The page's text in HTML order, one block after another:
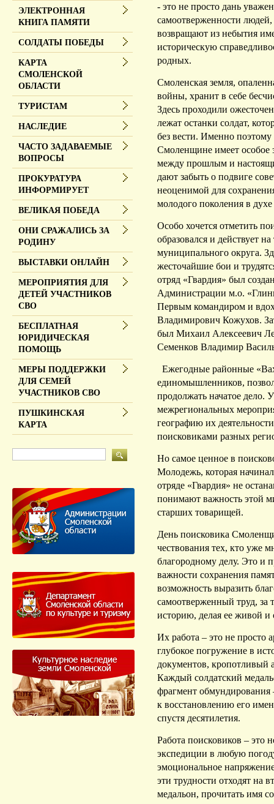
- это не просто дань
самоотверженности людей,
возвращают из небытия
историческую
родных.
Смоленская земля,
войны, хранит в себе
Здесь проходили
лежат останки солдат,
без вести. Именно
Смоленщине имеет особое
между прошлым и
дают забыть о подвиге
неоценимой для
молодого поколения в
Особо хочется отметить
образовался и действует
муниципального округа.
жесточайшие бои и
отряд «Гвардия» был
Администрации м.о.
Первым командиром и
Владимирович Кожухов.
был Михаил Алексеевич
Семенков Владимир
Ежегодные районные
единомышленников,
продолжать начатое дело.
межрегиональных
географию их
поисковиками разных
Но самое ценное в
Молодежь, которая
отряде «Гвардия» не
понимают важность этой
старших товарищей.
День поисковика
чествования тех, кто уже
благородному делу. Это и
важности сохранения
возможность выразить
самоотверженный труд,
историю, делая ее живой и
Их работа – это не просто
глубокое погружение в
документов, кропотливый
Каждый солдатский
фрагмент обмундирования
к восстановлению его
спустя десятилетия.
Работа поисковиков – это
экспедиции в любую
эмоциональное
эти трудности отходят на
медальон, прочитать имя
ЭЛЕКТРОННАЯ
КНИГА ПАМЯТИ
СОЛДАТЫ ПОБЕДЫ
КАРТА
СМОЛЕНСКОЙ
ОБЛАСТИ
ТУРИСТАМ
НАСЛЕДИЕ
ЧАСТО ЗАДАВАЕМЫЕ
ВОПРОСЫ
ПРОКУРАТУРА
ИНФОРМИРУЕТ
ВЕЛИКАЯ ПОБЕДА
ОНИ СРАЖАЛИСЬ ЗА
РОДИНУ
ВЫСТАВКИ ОНЛАЙН
МЕРОПРИЯТИЯ ДЛЯ
ДЕТЕЙ УЧАСТНИКОВ
СВО
БЕСПЛАТНАЯ
ЮРИДИЧЕСКАЯ
ПОМОЩЬ
МЕРЫ ПОДДЕРЖКИ
ДЛЯ СЕМЕЙ
УЧАСТНИКОВ СВО
ПУШКИНСКАЯ
КАРТА